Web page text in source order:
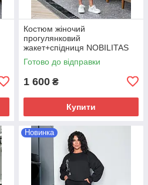
Костюм жіночий
прогулянковий
жакет+спiдниця NOBILITAS
42-52 графiтового кольору
Готово до відправки
1 600 ₴
Купити
Новинка